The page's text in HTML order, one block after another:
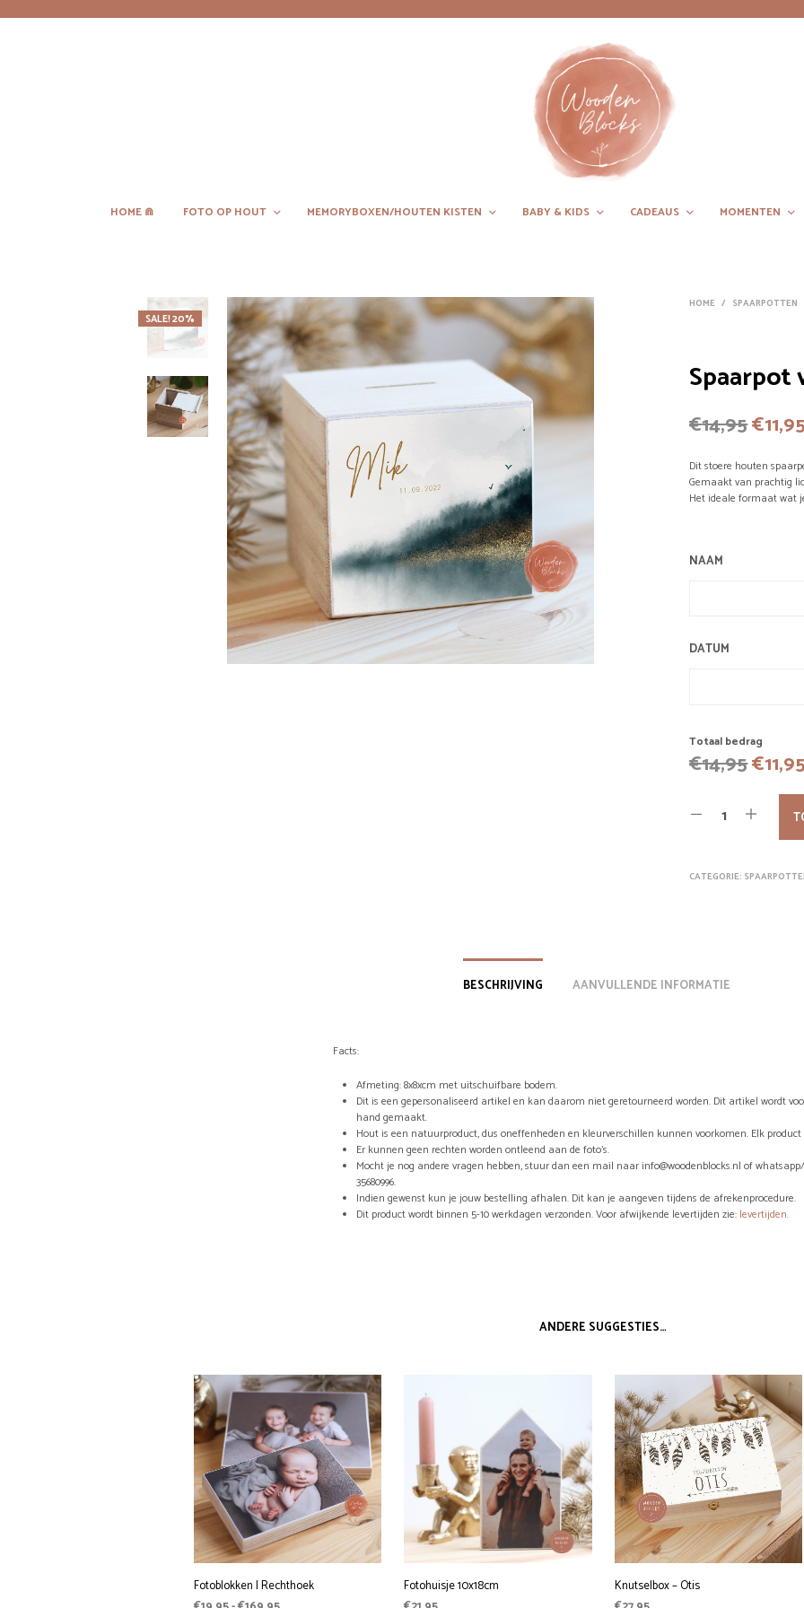
HOME ⋒ FOTO OP HOUT MEMORYBOXEN/HOUTEN KISTEN BABY & KIDS CADEAUS MOMENTEN
SALE! 20%
HOME / SPAARPOTTEN
Spaarpot
€14,95
prijs
was:
€11,95
Dit stoere houten
Gemaakt van prachtig
Het ideale formaat wat
NAAM
DATUM
Totaal bedrag
€14,95
prijs
was:
€11,95
CATEGORIE:
BESCHRIJVING AANVULLENDE INFORMATIE
Facts:
Afmeting: 8x8xcm met uitschuifbare bodem.
Dit is een gepersonaliseerd artikel en kan daarom niet geretourneerd worden. Dit artikel wordt
hand gemaakt.
Hout is een natuurproduct, dus oneffenheden en kleurverschillen kunnen voorkomen. Elk
Er kunnen geen rechten worden ontleend aan de foto’s.
Mocht je nog andere vragen hebben, stuur dan een mail naar info@woodenblocks.nl of
35680996.
Indien gewenst kun je jouw bestelling afhalen. Dit kan je aangeven tijdens de afrekenprocedure.
Dit product wordt binnen 5-10 werkdagen verzonden. Voor afwijkende levertijden zie: levertijden.
ANDERE SUGGESTIES…
Fotoblokken | Rechthoek
Fotohuisje 10x18cm
Knutselbox – Otis